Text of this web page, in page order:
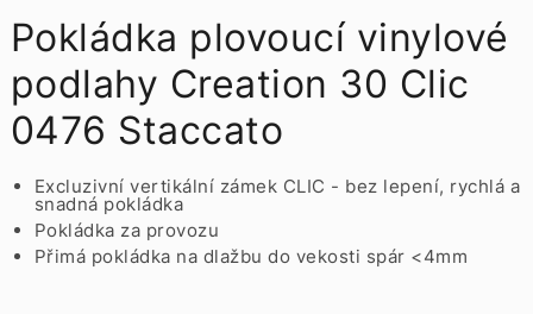
Pokládka plovoucí vinylové
podlahy Creation 30 Clic
0476 Staccato
Excluzivní vertikální zámek CLIC - bez lepení, rychlá a
snadná pokládka
Pokládka za provozu
Přimá pokládka na dlažbu do vekosti spár <4mm